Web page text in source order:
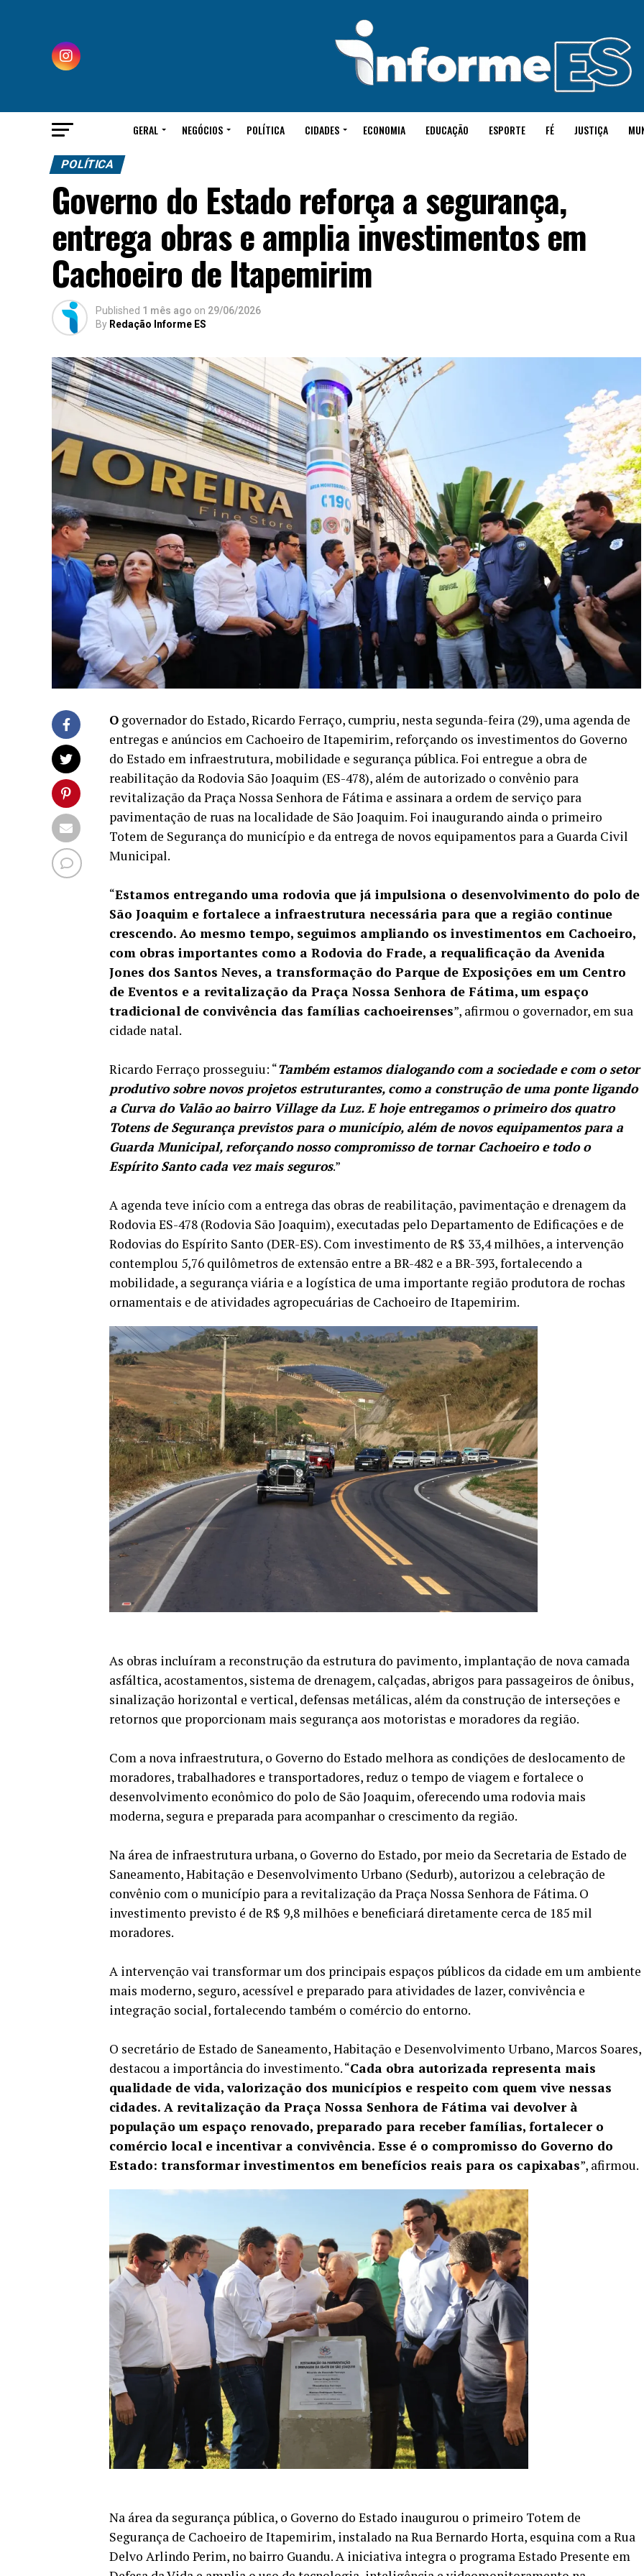
GERAL NEGÓCIOS POLÍTICA CIDADES ECONOMIA EDUCAÇÃO ESPORTE FÉ JUSTIÇA
POLÍTICA
Governo do Estado reforça a segurança,
entrega obras e amplia investimentos em
Cachoeiro de Itapemirim
Published 1 mês ago on 29/06/2026
By Redação Informe ES
O governador do Estado, Ricardo Ferraço, cumpriu, nesta segunda-feira (29), uma agenda de
entregas e anúncios em Cachoeiro de Itapemirim, reforçando os investimentos do Governo
do Estado em infraestrutura, mobilidade e segurança pública. Foi entregue a obra de
reabilitação da Rodovia São Joaquim (ES-478), além de autorizado o convênio para
revitalização da Praça Nossa Senhora de Fátima e assinara a ordem de serviço para
pavimentação de ruas na localidade de São Joaquim. Foi inaugurando ainda o primeiro
Totem de Segurança do município e da entrega de novos equipamentos para a Guarda Civil
Municipal.
“Estamos entregando uma rodovia que já impulsiona o desenvolvimento do polo de
São Joaquim e fortalece a infraestrutura necessária para que a região continue
crescendo. Ao mesmo tempo, seguimos ampliando os investimentos em Cachoeiro,
com obras importantes como a Rodovia do Frade, a requalificação da Avenida
Jones dos Santos Neves, a transformação do Parque de Exposições em um Centro
de Eventos e a revitalização da Praça Nossa Senhora de Fátima, um espaço
tradicional de convivência das famílias cachoeirenses”, afirmou o governador, em sua
cidade natal.
Ricardo Ferraço prosseguiu: “Também estamos dialogando com a sociedade e com o setor
produtivo sobre novos projetos estruturantes, como a construção de uma ponte ligando
a Curva do Valão ao bairro Village da Luz. E hoje entregamos o primeiro dos quatro
Totens de Segurança previstos para o município, além de novos equipamentos para a
Guarda Municipal, reforçando nosso compromisso de tornar Cachoeiro e todo o
Espírito Santo cada vez mais seguros.”
A agenda teve início com a entrega das obras de reabilitação, pavimentação e drenagem da
Rodovia ES-478 (Rodovia São Joaquim), executadas pelo Departamento de Edificações e de
Rodovias do Espírito Santo (DER-ES). Com investimento de R$ 33,4 milhões, a intervenção
contemplou 5,76 quilômetros de extensão entre a BR-482 e a BR-393, fortalecendo a
mobilidade, a segurança viária e a logística de uma importante região produtora de rochas
ornamentais e de atividades agropecuárias de Cachoeiro de Itapemirim.
As obras incluíram a reconstrução da estrutura do pavimento, implantação de nova camada
asfáltica, acostamentos, sistema de drenagem, calçadas, abrigos para passageiros de ônibus,
sinalização horizontal e vertical, defensas metálicas, além da construção de interseções e
retornos que proporcionam mais segurança aos motoristas e moradores da região.
Com a nova infraestrutura, o Governo do Estado melhora as condições de deslocamento de
moradores, trabalhadores e transportadores, reduz o tempo de viagem e fortalece o
desenvolvimento econômico do polo de São Joaquim, oferecendo uma rodovia mais
moderna, segura e preparada para acompanhar o crescimento da região.
Na área de infraestrutura urbana, o Governo do Estado, por meio da Secretaria de Estado de
Saneamento, Habitação e Desenvolvimento Urbano (Sedurb), autorizou a celebração de
convênio com o município para a revitalização da Praça Nossa Senhora de Fátima. O
investimento previsto é de R$ 9,8 milhões e beneficiará diretamente cerca de 185 mil
moradores.
A intervenção vai transformar um dos principais espaços públicos da cidade em um ambiente
mais moderno, seguro, acessível e preparado para atividades de lazer, convivência e
integração social, fortalecendo também o comércio do entorno.
O secretário de Estado de Saneamento, Habitação e Desenvolvimento Urbano, Marcos Soares,
destacou a importância do investimento. “Cada obra autorizada representa mais
qualidade de vida, valorização dos municípios e respeito com quem vive nessas
cidades. A revitalização da Praça Nossa Senhora de Fátima vai devolver à
população um espaço renovado, preparado para receber famílias, fortalecer o
comércio local e incentivar a convivência. Esse é o compromisso do Governo do
Estado: transformar investimentos em benefícios reais para os capixabas”, afirmou.
Na área da segurança pública, o Governo do Estado inaugurou o primeiro Totem de
Segurança de Cachoeiro de Itapemirim, instalado na Rua Bernardo Horta, esquina com a Rua
Delvo Arlindo Perim, no bairro Guandu. A iniciativa integra o programa Estado Presente em